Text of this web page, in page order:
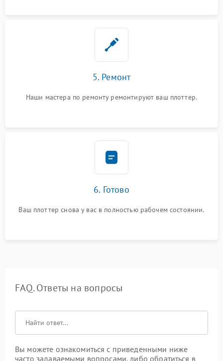
5. Ремонт
Наши мастера по ремонту ремонтируют ваш плоттер.
6. Готово
Ваш плоттер снова у вас в полностью рабочем состоянии.
FAQ. Ответы на вопросы
Вы можете ознакомиться с приведенными ниже
часто задаваемыми вопросами, либо обратиться в